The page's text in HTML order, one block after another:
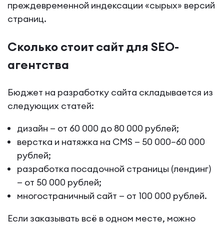
преждевременной индексации «сырых» версий
страниц.
Сколько стоит сайт для SEO-
агентства
Бюджет на разработку сайта складывается из
следующих статей:
дизайн — от 60 000 до 80 000 рублей;
верстка и натяжка на CMS — 50 000–60 000
рублей;
разработка посадочной страницы (лендинг)
— от 50 000 рублей;
многостраничный сайт — от 100 000 рублей.
Если заказывать всё в одном месте, можно